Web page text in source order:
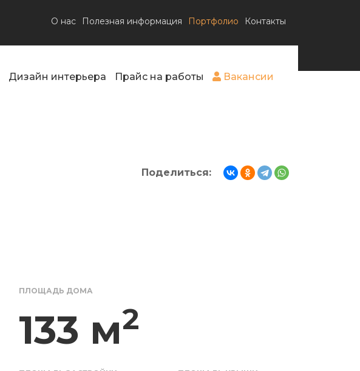
О нас Полезная информация Портфолио Контакты
Дизайн интерьера Прайс на работы Вакансии
Поделиться:
ПЛОЩАДЬ ДОМА
133 м2